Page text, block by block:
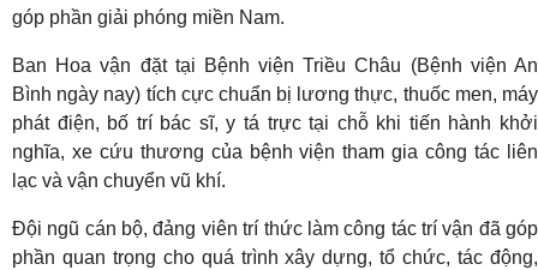
góp phần giải phóng miền Nam.
Ban Hoa vận đặt tại Bệnh viện Triều Châu (Bệnh viện An
Bình ngày nay) tích cực chuẩn bị lương thực, thuốc men, máy
phát điện, bố trí bác sĩ, y tá trực tại chỗ khi tiến hành khởi
nghĩa, xe cứu thương của bệnh viện tham gia công tác liên
lạc và vận chuyển vũ khí.
Đội ngũ cán bộ, đảng viên trí thức làm công tác trí vận đã góp
phần quan trọng cho quá trình xây dựng, tổ chức, tác động,